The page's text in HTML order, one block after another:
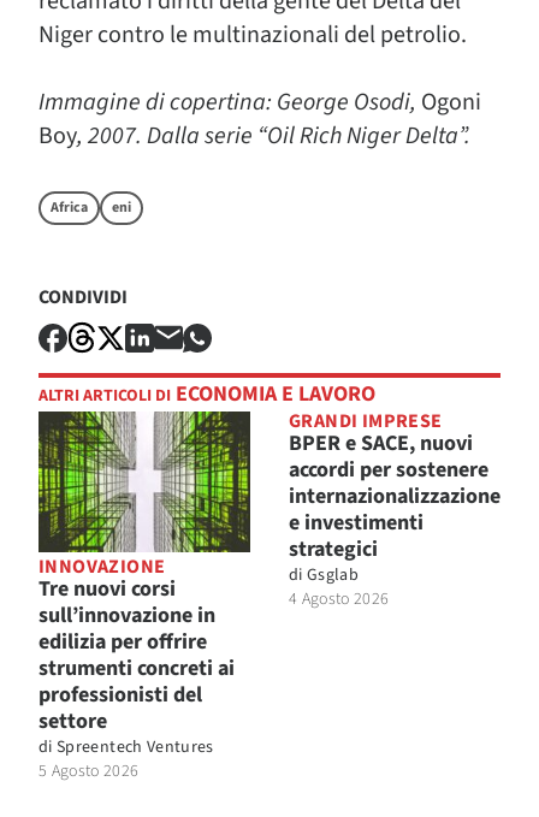
Niger contro le multinazionali del petrolio.
Immagine di copertina: George Osodi, Ogoni
Boy, 2007. Dalla serie “Oil Rich Niger Delta”.
Africa eni
CONDIVIDI
ALTRI ARTICOLI DI ECONOMIA E LAVORO
INNOVAZIONE
Tre nuovi corsi
sull’innovazione in
edilizia per offrire
strumenti concreti ai
professionisti del
settore
di Spreentech Ventures
5 Agosto 2026
GRANDI IMPRESE
BPER e SACE, nuovi
accordi per sostenere
internazionalizzazione
e investimenti
strategici
di Gsglab
4 Agosto 2026